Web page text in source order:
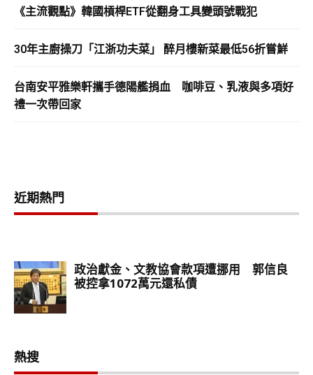
《主流觀點》韓國槓桿ETF從翻身工具變頭號戰犯
30年主廚操刀「江浙功夫菜」 醉月樓新菜最低56折嘗鮮
台南安平雅樂軒攜手德陽艦捐血 咖啡豆、乳液與多項好
禮一次帶回家
近期熱門
熱搜